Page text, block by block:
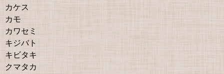
カケス
カモ
カワセミ
キジバト
キビタキ
クマタカ